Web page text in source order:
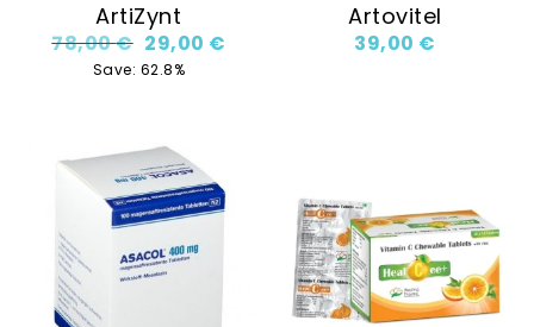
ArtiZynt
78,00€ Original price was: 78,00 €.
29,00 € Current price is: 29,00 €.
Save: 62.8%
Artovitel
39,00 €